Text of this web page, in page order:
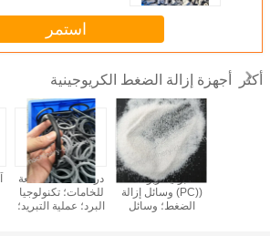
استمر
أكثر أجهزة إزالة الضغط الكريوجينية
آلة التجميد المتقدمة
ذات التجهيز البارد؛
المعالجة الباردة؛
دراسة حالة: آلة إزالة
الضغط لشركة
Grommet؛